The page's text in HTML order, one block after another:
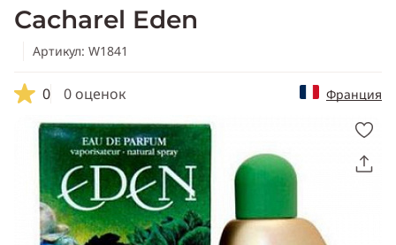
Cacharel Eden
Артикул: W1841
0 0 оценок Франция
Скопировать
ссылку